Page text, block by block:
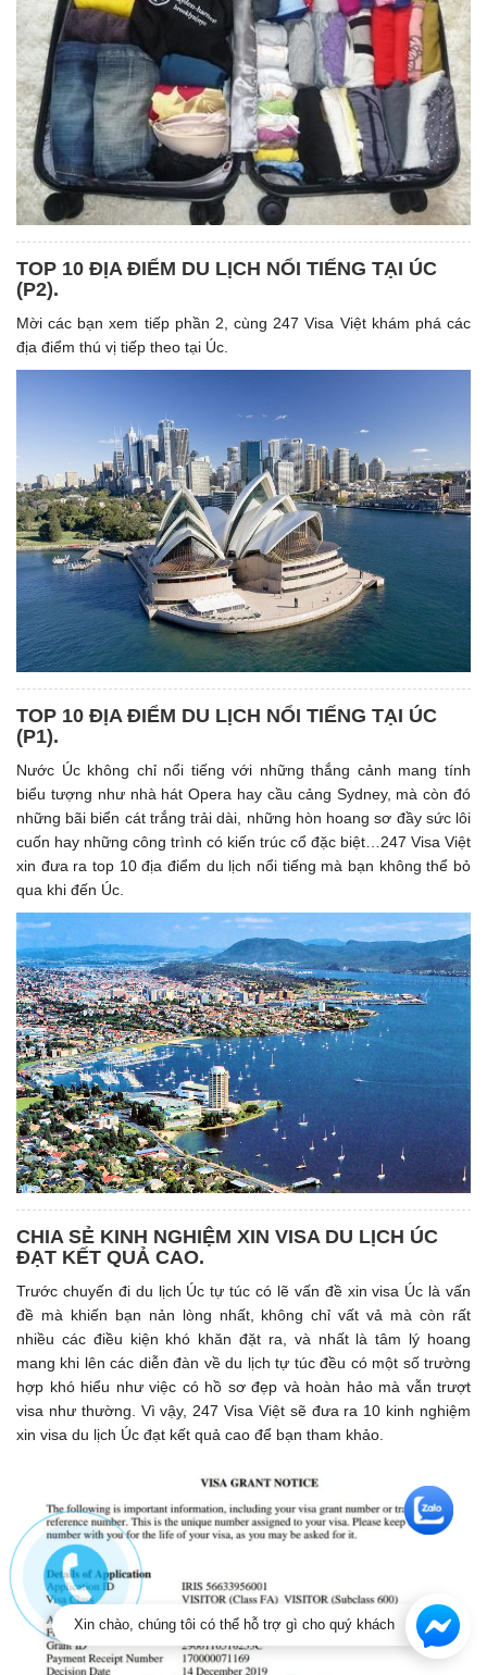
TOP 10 ĐỊA ĐIỂM DU LỊCH NỔI TIẾNG TẠI ÚC
(P2).
Mời các bạn xem tiếp phần 2, cùng 247 Visa Việt khám phá các
địa điểm thú vị tiếp theo tại Úc.
TOP 10 ĐỊA ĐIỂM DU LỊCH NỔI TIẾNG TẠI ÚC
(P1). ​
Nước Úc không chỉ nổi tiếng với những thắng cảnh mang tính
biểu tượng như nhà hát Opera hay cầu cảng Sydney, mà còn đó
những bãi biển cát trắng trải dài, những hòn hoang sơ đầy sức lôi
cuốn hay những công trình có kiến trúc cổ đặc biệt…247 Visa Việt
xin đưa ra top 10 địa điểm du lịch nổi tiếng mà bạn không thể bỏ
qua khi đến Úc.
CHIA SẺ KINH NGHIỆM XIN VISA DU LỊCH ÚC
ĐẠT KẾT QUẢ CAO.
Trước chuyến đi du lịch Úc tự túc có lẽ vấn đề xin visa Úc là vấn
đề mà khiến bạn nản lòng nhất, không chỉ vất vả mà còn rất
nhiều các điều kiện khó khăn đặt ra, và nhất là tâm lý hoang
mang khi lên các diễn đàn về du lịch tự túc đều có một số trường
hợp khó hiểu như việc có hồ sơ đẹp và hoàn hảo mà vẫn trượt
visa như thường. Vì vậy, 247 Visa Việt sẽ đưa ra 10 kinh nghiệm
xin visa du lịch Úc đạt kết quả cao để bạn tham khảo.
Xin chào, chúng tôi có thể hỗ trợ gì cho quý khách